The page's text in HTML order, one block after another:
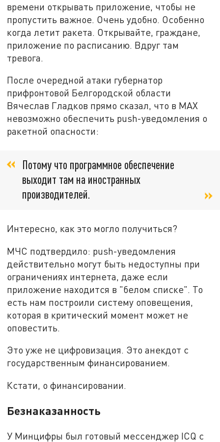
времени открывать приложение, чтобы не
пропустить важное. Очень удобно. Особенно
когда летит ракета. Открывайте, граждане,
приложение по расписанию. Вдруг там
тревога.
После очередной атаки губернатор
прифронтовой Белгородской области
Вячеслав Гладков прямо сказал, что в MАХ
невозможно обеспечить push-уведомления о
ракетной опасности:
Потому что программное обеспечение
выходит там на иностранных
производителей.
Интересно, как это могло получиться?
МЧС подтвердило: push-уведомления
действительно могут быть недоступны при
ограничениях интернета, даже если
приложение находится в "белом списке". То
есть нам построили систему оповещения,
которая в критический момент может не
оповестить.
Это уже не цифровизация. Это анекдот с
государственным финансированием.
Кстати, о финансировании.
Безнаказанность
У Минцифры был готовый мессенджер ICQ с